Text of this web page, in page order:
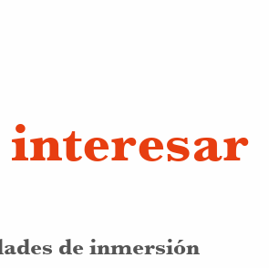
interesar
de inmersión